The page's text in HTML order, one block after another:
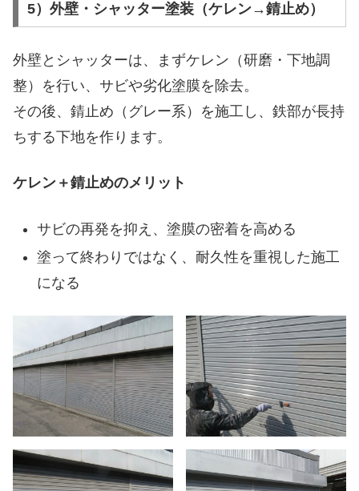
5）外壁・シャッター塗装（ケレン→錆止め）
外壁とシャッターは、まずケレン（研磨・下地調
整）を行い、サビや劣化塗膜を除去。
その後、錆止め（グレー系）を施工し、鉄部が長持
ちする下地を作ります。
ケレン＋錆止めのメリット
サビの再発を抑え、塗膜の密着を高める
塗って終わりではなく、耐久性を重視した施工
になる